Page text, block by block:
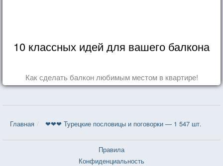
10 классных идей для вашего балкона
Как сделать балкон любимым местом в квартире!
Главная ❤❤❤ Турецкие пословицы и поговорки — 1 547 шт.
Правила
Конфиденциальность